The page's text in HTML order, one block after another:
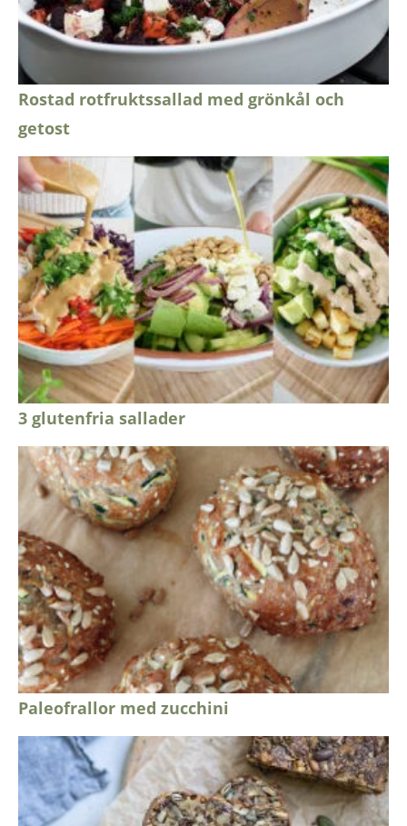
Rostad rotfruktssallad med grönkål och
getost
3 glutenfria sallader
Paleofrallor med zucchini